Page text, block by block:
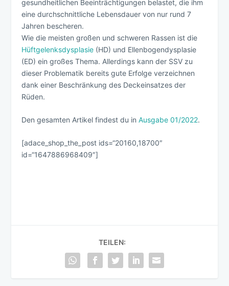
gesundheitlichen Beeinträchtigungen belastet, die ihm
eine durchschnittliche Lebensdauer von nur rund 7
Jahren bescheren.
Wie die meisten großen und schweren Rassen ist die
Hüftgelenksdysplasie (HD) und Ellenbogendysplasie
(ED) ein großes Thema. Allerdings kann der SSV zu
dieser Problematik bereits gute Erfolge verzeichnen
dank einer Beschränkung des Deckeinsatzes der
Rüden.
Den gesamten Artikel findest du inAusgabe 01/2022.
[adace_shop_the_post ids=“20160,18700″
id=“1647886968409″]
TEILEN: